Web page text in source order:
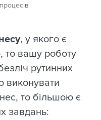
, у якого є
то вашу роботу
рутинних
виконувати
то більшою є
завдань: